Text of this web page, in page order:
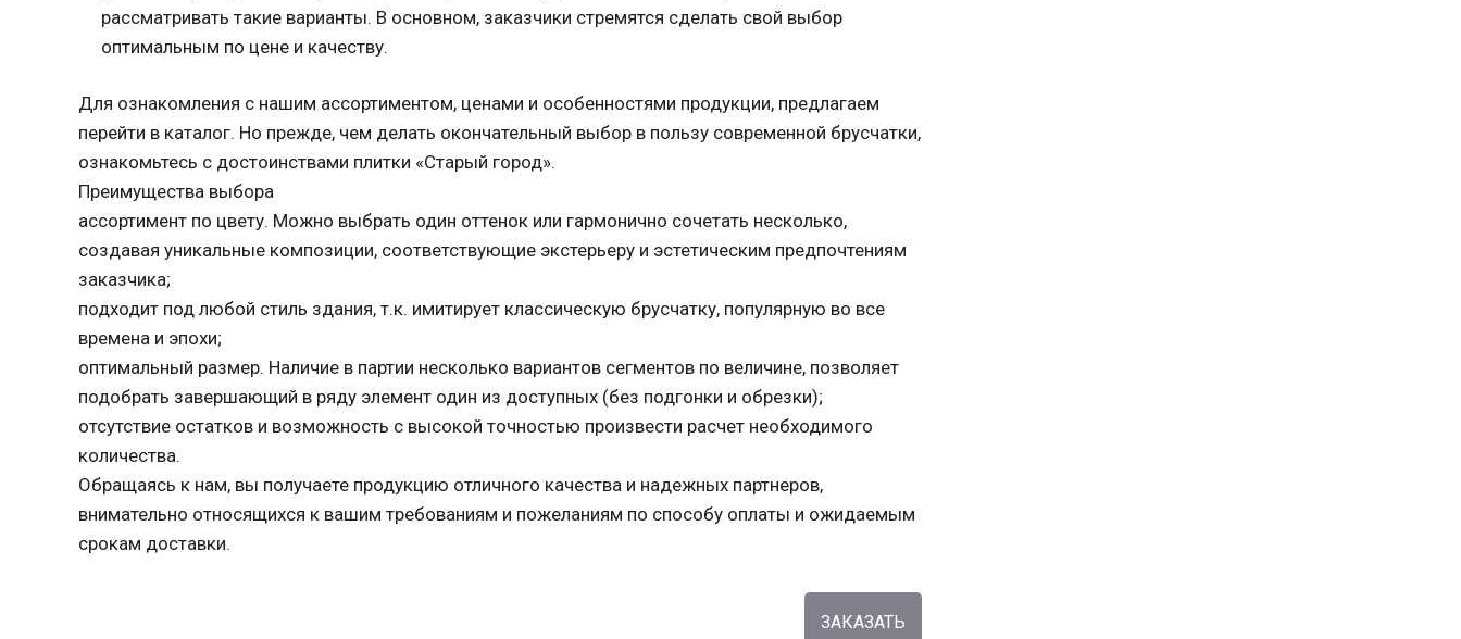
рассматривать такие варианты. В основном, заказчики стремятся сделать свой выбор
оптимальным по цене и качеству.
Для ознакомления с нашим ассортиментом, ценами и особенностями продукции, предлагаем
перейти в каталог. Но прежде, чем делать окончательный выбор в пользу современной брусчатки,
ознакомьтесь с достоинствами плитки «Старый город».
Преимущества выбора
ассортимент по цвету. Можно выбрать один оттенок или гармонично сочетать несколько,
создавая уникальные композиции, соответствующие экстерьеру и эстетическим предпочтениям
заказчика;
подходит под любой стиль здания, т.к. имитирует классическую брусчатку, популярную во все
времена и эпохи;
оптимальный размер. Наличие в партии несколько вариантов сегментов по величине, позволяет
подобрать завершающий в ряду элемент один из доступных (без подгонки и обрезки);
отсутствие остатков и возможность с высокой точностью произвести расчет необходимого
количества.
Обращаясь к нам, вы получаете продукцию отличного качества и надежных партнеров,
внимательно относящихся к вашим требованиям и пожеланиям по способу оплаты и ожидаемым
срокам доставки.
ЗАКАЗАТЬ